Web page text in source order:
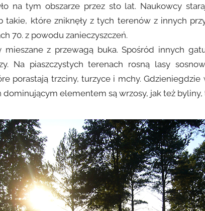
na tym obszarze przez sto lat. Naukowcy
takie, które zniknęły z tych terenów z innych
70. z powodu zanieczyszczeń.
mieszane z przewagą buka. Spośród innych
Na piaszczystych terenach rosną lasy
porastają trzciny, turzyce i mchy.
elementem są wrzosy, jak też byliny,